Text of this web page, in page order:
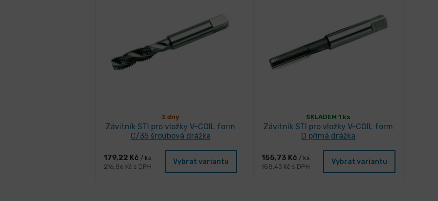
3 dny
Závitník STI pro vložky V-COIL form
C/35 šroubová drážka
179,22 Kč / ks
216,86 Kč s DPH
Vybrat variantu
SKLADEM 1 ks
Závitník STI pro vložky V-COIL form
D přímá drážka
155,73 Kč / ks
188,43 Kč s DPH
Vybrat variantu